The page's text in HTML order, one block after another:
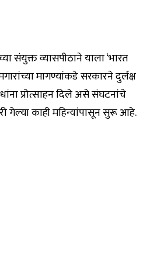
संयुक्त व्यासपीठाने याला ‘भारत
मागण्यांकडे सरकारने दुर्लक्ष
प्रोत्साहन दिले असे संघटनांचे
गेल्या काही महिन्यांपासून सुरू आहे.